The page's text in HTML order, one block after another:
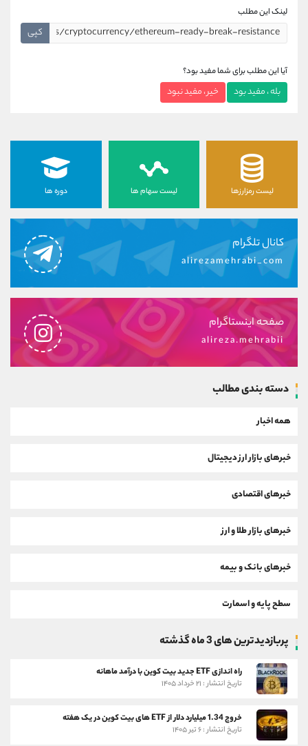
لینک این مطلب
کپی
آیا این مطلب برای شما مفید بود؟
بله ، مفید بود خیر ، مفید نبود
لیست رمزارزها لیست سهام ها دوره ها
کانال تلگرام
alirezamehrabi_com
صفحه اینستاگرام
alireza.mehrabii
دسته بندی مطالب
همه اخبار
خبرهای بازار ارز دیجیتال
خبرهای اقتصادی
خبرهای بازار طلا و ارز
خبرهای بانک و بیمه
سطح پایه و اسمارت
پربازدیدترین های 3 ماه گذشته
راه اندازی ETF جدید بیت کوین با درآمد ماهانه
تاریخ انتشار : ۲۱ خرداد ۱۴۰۵
خروج 1.34 میلیارد دلار از ETF های بیت کوین در یک هفته
تاریخ انتشار : ۶ تیر ۱۴۰۵